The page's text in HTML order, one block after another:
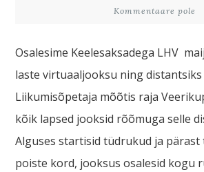
Kommentaare pole
Osalesime Keelesaksadega LHV
laste virtuaaljooksu ning distantsiks
Liikumisõpetaja mõõtis raja
kõik lapsed jooksid rõõmuga selle
Alguses startisid tüdrukud ja
poiste kord, jooksus osalesid kogu